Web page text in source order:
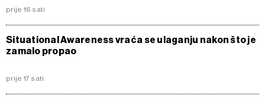
prije 16 sati
Situational Awareness vraća se ulaganju nakon što je
zamalo propao
prije 17 sati